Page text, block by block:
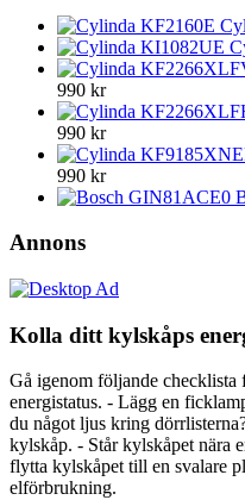
990 kr
990 kr
990 kr
Annons
Kolla ditt kylskåps
Gå igenom följande checklista
energistatus. - Lägg en
du något ljus kring
kylskåp. - Står kylskåpet nära
flytta kylskåpet till en svalare
elförbrukning.